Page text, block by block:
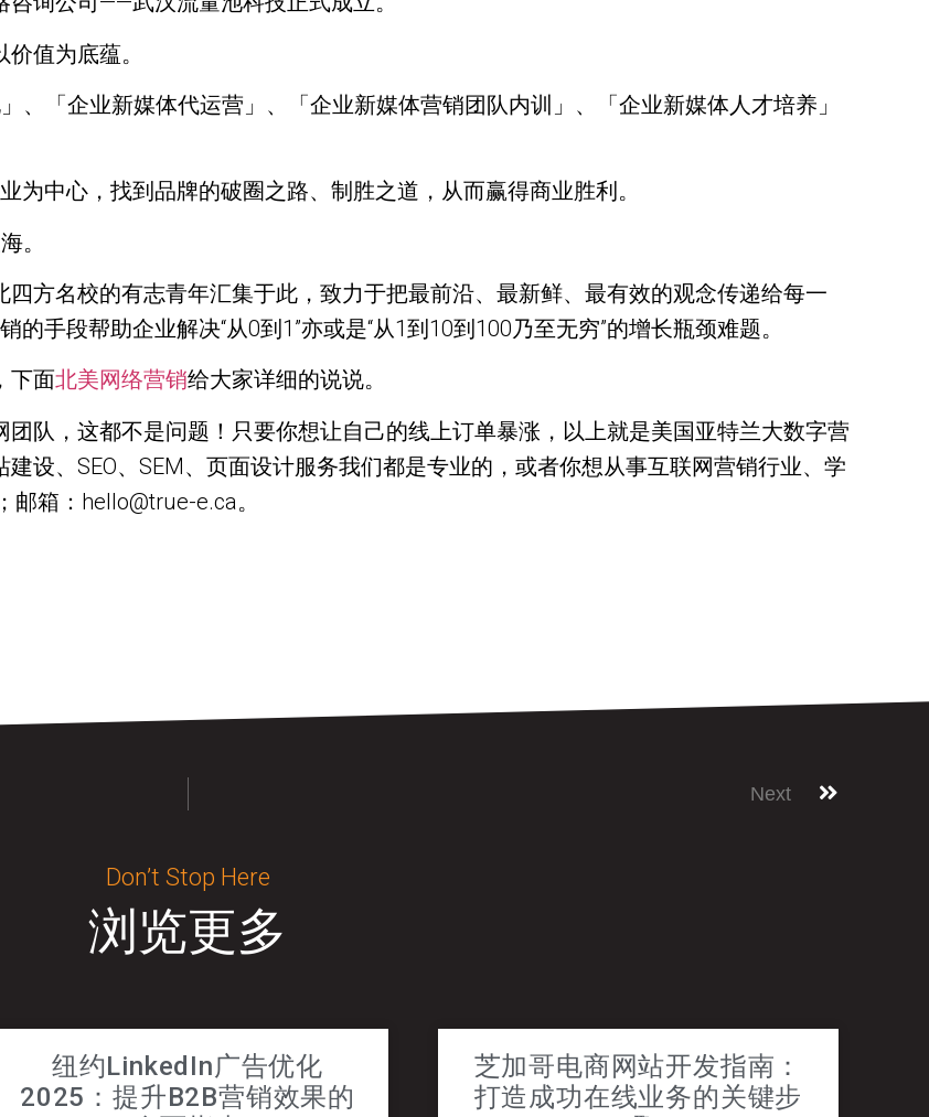
值为底蕴。
、「企业新媒体代运营」、「企业新媒体营销团队内训」、「企业新媒体人才培养」
中心，找到品牌的破圈之路、制胜之道，从而赢得商业胜利。
。
方名校的有志青年汇集于此，致力于把最前沿、最新鲜、最有效的观念传递给每一
手段帮助企业解决“从0到1”亦或是“从1到10到100乃至无穷”的增长瓶颈难题。
下面北美网络营销给大家详细的说说。
队，这都不是问题！只要你想让自己的线上订单暴涨，以上就是美国亚特兰大数字营
设、SEO、SEM、页面设计服务我们都是专业的，或者你想从事互联网营销行业、学
箱：hello@true-e.ca。
Next
Don’t Stop Here
浏览更多
纽约LinkedIn广告优化
2025：提升B2B营销效果的
芝加哥电商网站开发指南：
打造成功在线业务的关键步